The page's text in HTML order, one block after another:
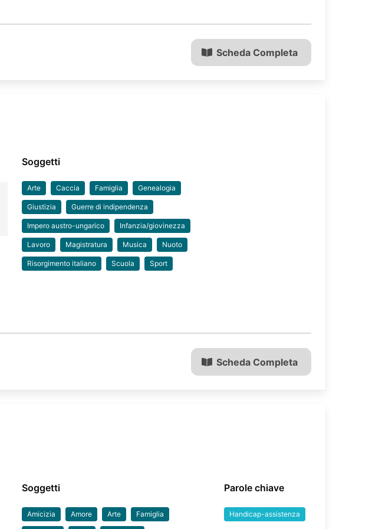
Scheda Completa
Soggetti
Arte Caccia Famiglia Genealogia
Giustizia Guerre di indipendenza
Impero austro-ungarico Infanzia/giovinezza
Lavoro Magistratura Musica Nuoto
Risorgimento italiano Scuola Sport
Scheda Completa
Soggetti
Amicizia Amore Arte Famiglia
Parole chiave
Handicap-assistenza